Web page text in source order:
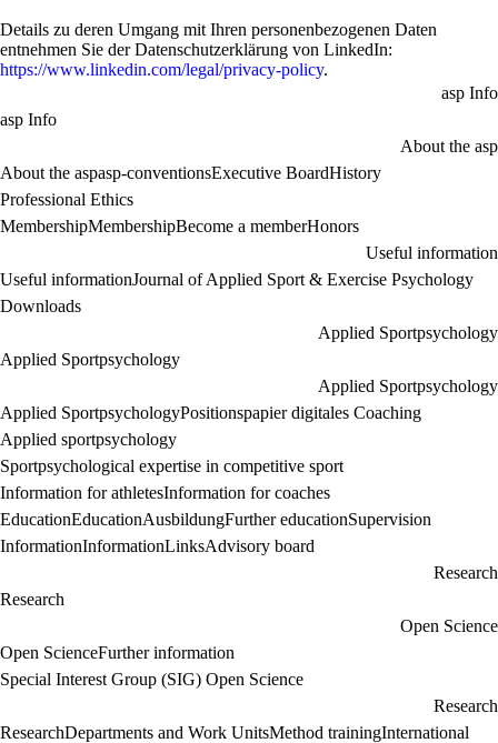
Details zu deren Umgang mit Ihren personenbezogenen Daten
entnehmen Sie der Datenschutzerklärung von LinkedIn:
https://www.linkedin.com/legal/privacy-policy.
asp Info
asp Info
About the asp
About the aspasp-conventionsExecutive BoardHistory
Professional Ethics
MembershipMembershipBecome a memberHonors
Useful information
Useful informationJournal of Applied Sport & Exercise Psychology
Downloads
Applied Sportpsychology
Applied Sportpsychology
Applied Sportpsychology
Applied SportpsychologyPositionspapier digitales Coaching
Applied sportpsychology
Sportpsychological expertise in competitive sport
Information for athletesInformation for coaches
EducationEducationAusbildungFurther educationSupervision
InformationInformationLinksAdvisory board
Research
Research
Open Science
Open ScienceFurther information
Special Interest Group (SIG) Open Science
Research
ResearchDepartments and Work UnitsMethod trainingInternational